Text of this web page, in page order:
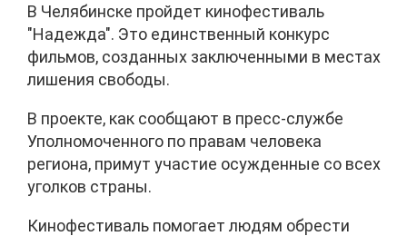
В Челябинске пройдет кинофестиваль
"Надежда". Это единственный конкурс
фильмов, созданных заключенными в местах
лишения свободы.
В проекте, как сообщают в пресс-службе
Уполномоченного по правам человека
региона, примут участие осужденные со всех
уголков страны.
Кинофестиваль помогает людям обрести